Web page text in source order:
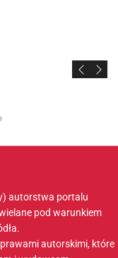
autorstwa portalu
pod warunkiem
autorskimi, które